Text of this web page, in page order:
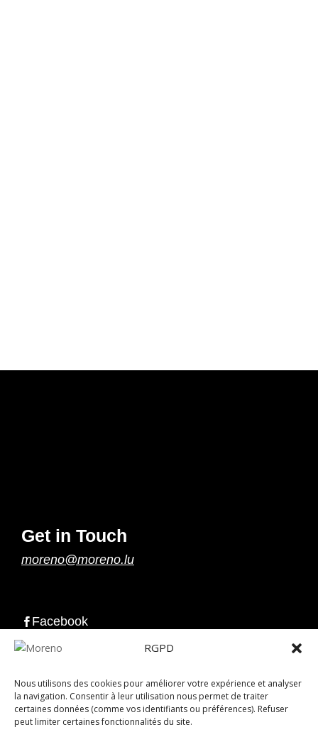
RGPD
Nous utilisons des cookies pour améliorer votre expérience et analyser
la navigation. Consentir à leur utilisation nous permet de traiter
certaines données (comme vos identifiants ou préférences). Refuser
peut limiter certaines fonctionnalités du site.
Get in Touch
moreno@moreno.lu
 Facebook
Instagram